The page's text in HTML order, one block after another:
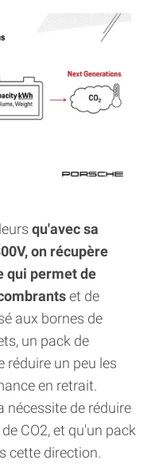
qu'avec sa
on récupère
qui permet de
et de
aux bornes de
un pack de
réduire un peu les
en retrait.
nécessite de réduire
CO2, et qu'un pack
cette direction.